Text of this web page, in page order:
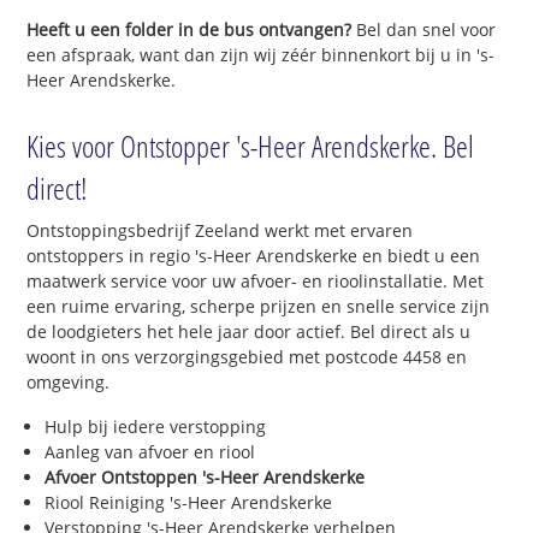
Heeft u een folder in de bus ontvangen?Bel dan snel voor
een afspraak, want dan zijn wij zéér binnenkort bij u in 's-
Heer Arendskerke.
Kies voor Ontstopper 's-Heer Arendskerke. Bel
direct!
Ontstoppingsbedrijf Zeeland werkt met ervaren
ontstoppers in regio 's-Heer Arendskerke en biedt u een
maatwerk service voor uw afvoer- en rioolinstallatie. Met
een ruime ervaring, scherpe prijzen en snelle service zijn
de loodgieters het hele jaar door actief. Bel direct als u
woont in ons verzorgingsgebied met postcode 4458 en
omgeving.
Hulp bij iedere verstopping
Aanleg van afvoer en riool
Afvoer Ontstoppen 's-Heer Arendskerke
Riool Reiniging 's-Heer Arendskerke
Verstopping 's-Heer Arendskerke verhelpen